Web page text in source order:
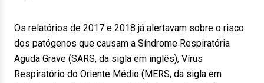
Os relatórios de 2017 e 2018 já alertavam sobre o risco
dos patógenos que causam a Síndrome Respiratória
Aguda Grave (SARS, da sigla em inglês), Vírus
Respiratório do Oriente Médio (MERS, da sigla em